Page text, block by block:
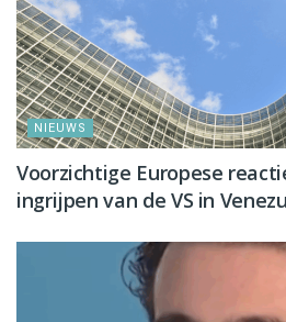
NIEUWS
Voorzichtige Europese
ingrijpen van de VS in